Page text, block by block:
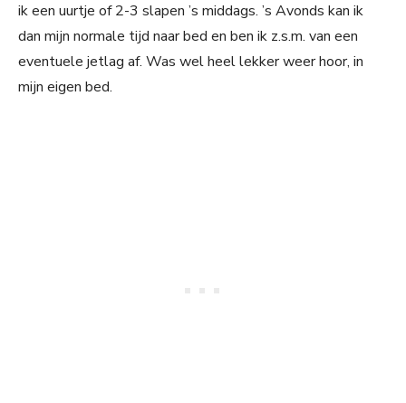
ik een uurtje of 2-3 slapen ’s middags. ’s Avonds kan ik
dan mijn normale tijd naar bed en ben ik z.s.m. van een
eventuele jetlag af. Was wel heel lekker weer hoor, in
mijn eigen bed.